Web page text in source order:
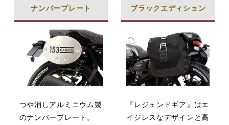
ナンバープレート
つや消しアルミニウム製
のナンバープレート。
ブラックエディション
『レジェンドギア』はエ
イジレスなデザインと高